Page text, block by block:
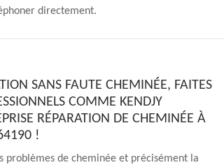
directement.
SANS FAUTE CHEMINÉE, FAITES
COMME KENDJY
RÉPARATION DE CHEMINÉE À
!
problèmes de cheminée et précisément la